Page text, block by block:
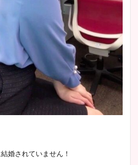
安藤萌々アナのカップ画像や
ニット衣装まとめ！美足の筋
肉も凄い！
鈴木唯の太ってた時の体重が
ヤバすぎww原因や痩せたダ
イエット方は？昔と現在を画
豊島実季アナのカップ画像ま
婚されていません！